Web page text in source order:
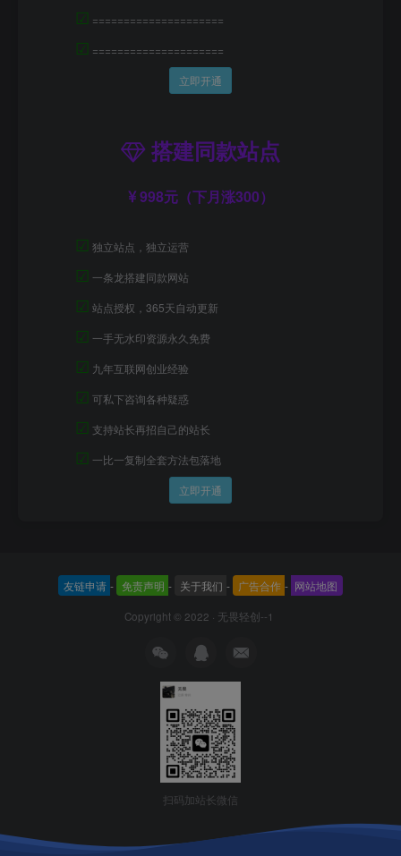
☑ =====================
☑ =====================
立即开通
搭建同款站点
998元（下月涨300）
☑ 独立站点，独立运营
☑ 一条龙搭建同款网站
☑ 站点授权，365天自动更新
☑ 一手无水印资源永久免费
☑ 九年互联网创业经验
☑ 可私下咨询各种疑惑
☑ 支持站长再招自己的站长
☑ 一比一复制全套方法包落地
立即开通
友链申请 - 免责声明 - 关于我们 - 广告合作 - 网站地图
Copyright © 2022 · 无畏轻创--1
扫码加站长微信